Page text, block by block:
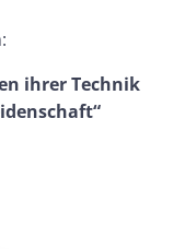
ihrer Technik